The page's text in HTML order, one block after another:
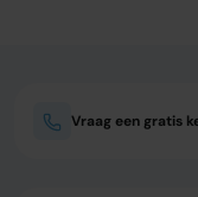
Vraag een gratis